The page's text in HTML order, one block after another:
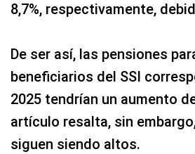
8,7%, respectivamente,
De ser así, las pensiones
beneficiarios del SSI
2025 tendrían un aumento
artículo resalta, sin
siguen siendo altos.